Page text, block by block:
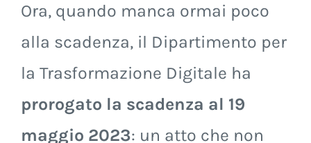
Ora, quando manca ormai poco
alla scadenza, il Dipartimento per
la Trasformazione Digitale ha
prorogato la scadenza al 19
maggio 2023: un atto che non